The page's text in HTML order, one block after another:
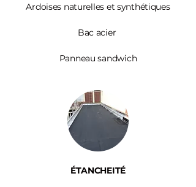
Ardoises naturelles et synthétiques
Bac acier
Panneau sandwich
ÉTANCHEITÉ